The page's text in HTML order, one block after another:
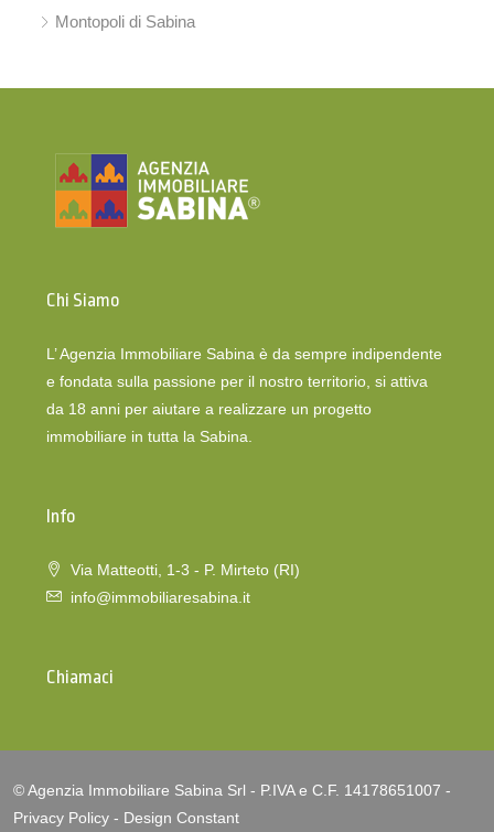
Montopoli di Sabina
Chi Siamo
L’ Agenzia Immobiliare Sabina è da sempre indipendente
e fondata sulla passione per il nostro territorio, si attiva
da 18 anni per aiutare a realizzare un progetto
immobiliare in tutta la Sabina.
Info
Via Matteotti, 1-3 - P. Mirteto (RI)
info@immobiliaresabina.it
Chiamaci
© Agenzia Immobiliare Sabina Srl - P.IVA e C.F. 14178651007 -
Privacy Policy - Design Constant